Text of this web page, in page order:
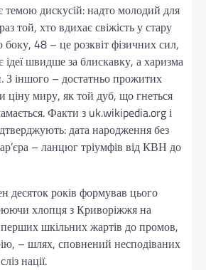
темою дискусій: надто молодий для
той, хто вдихає свіжість у стару
боку, 48 – це розквіт фізичних сил,
ідеї швидше за блискавку, а харизма
З іншого – достатньо прожитих
ціну миру, як той дуб, що гнеться
Факти з uk.wikipedia.org і
дата народження без
– ланцюг тріумфів від КВН до
десяток років формував цього
хлопця з Криворіжжя на
шкільних жартів до промов,
– шлях, сповнений несподіваних
нації.